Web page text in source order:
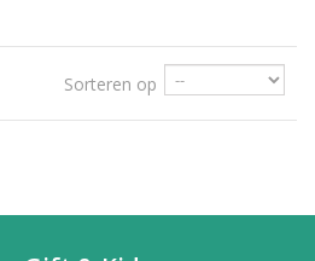
Sorteren op